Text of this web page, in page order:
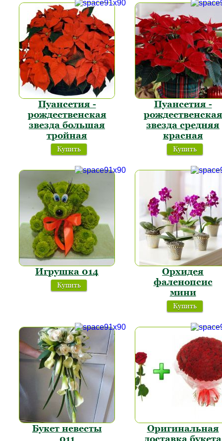
Пуансетия -
рождественская
звезда большая
тройная
Купить
Пуансетия -
рождественская
звезда средняя
красная
Купить
Игрушка 014
Купить
Орхидея
фаленопсис
мини
Купить
Букет невесты
011
Оригинальная
доставка букета